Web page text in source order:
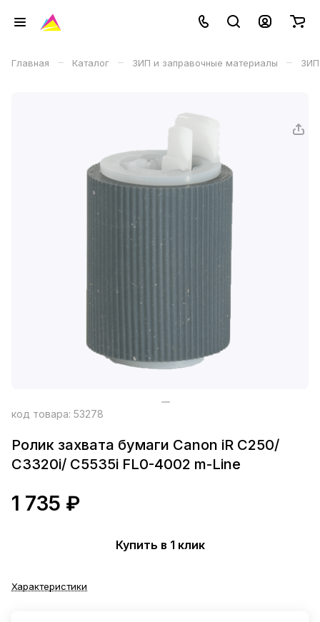
Главная – Каталог – ЗИП и заправочные материалы – ЗИП
код товара: 53278
Ролик захвата бумаги Canon iR C250/
C3320i/ C5535i FL0-4002 m-Line
1 735 ₽
Купить в 1 клик
Характеристики